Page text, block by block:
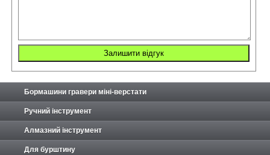
Бормашини гравери міні-верстати
Ручний інструмент
Алмазний інструмент
Для бурштину